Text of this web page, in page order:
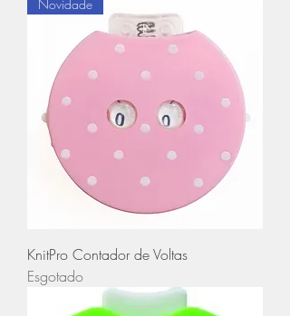
Novidade
KnitPro Contador de Voltas
Esgotado